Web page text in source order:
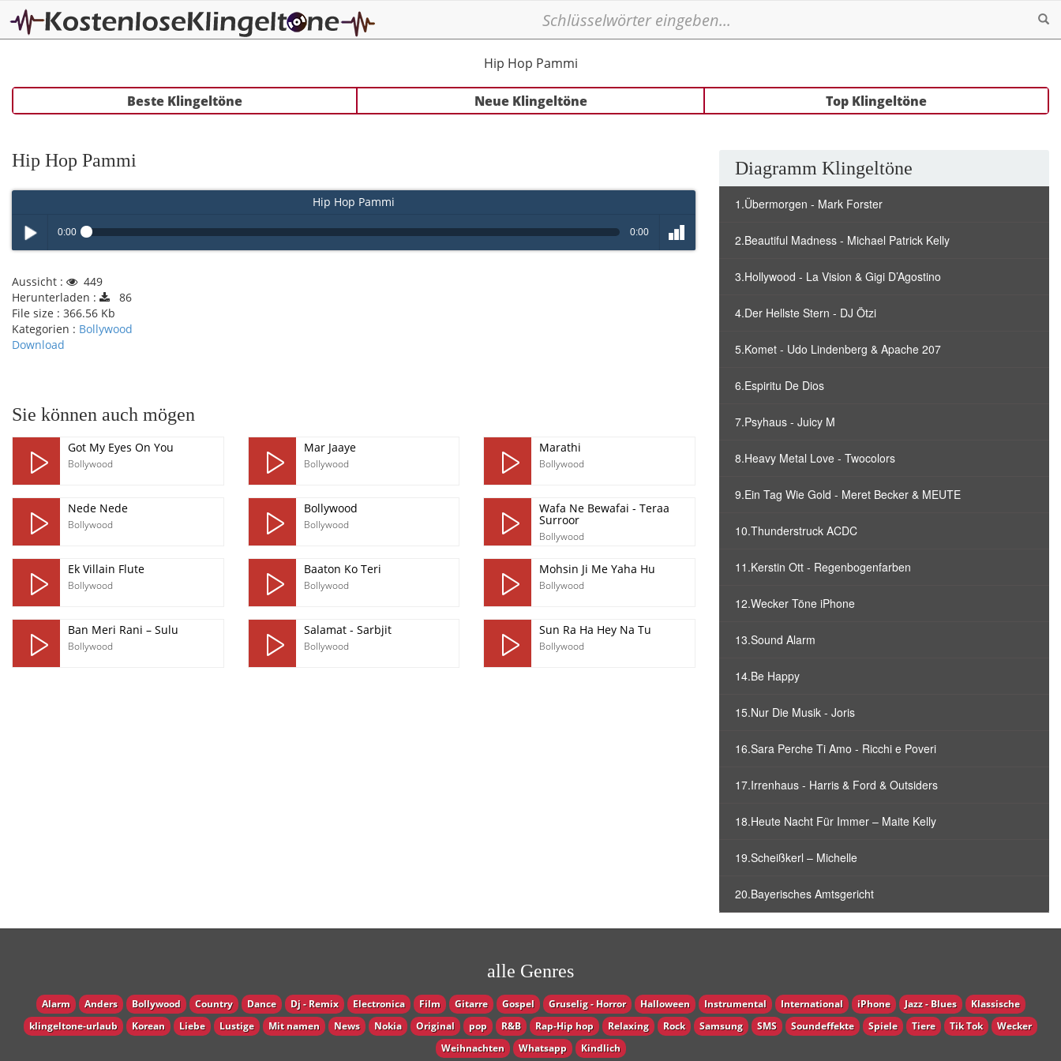
Hip Hop Pammi
Beste Klingeltöne Neue Klingeltöne Top Klingeltöne
Hip Hop Pammi
Hip Hop Pammi
Play /
0:00 0:00
Aussicht :
449
Herunterladen :
86
File size : 366.56 Kb
Kategorien : Bollywood
Download
Sie können auch mögen
Got My Eyes On You
Bollywood
Mar Jaaye
Bollywood
Marathi
Bollywood
Nede Nede
Bollywood
Bollywood
Bollywood
Wafa Ne Bewafai - Teraa
Surroor
Bollywood
Ek Villain Flute
Bollywood
Baaton Ko Teri
Bollywood
Mohsin Ji Me Yaha Hu
Bollywood
Ban Meri Rani – Sulu
Bollywood
Salamat - Sarbjit
Bollywood
Sun Ra Ha Hey Na Tu
Bollywood
Diagramm Klingeltöne
1.Übermorgen - Mark Forster
2.Beautiful Madness - Michael Patrick Kelly
3.Hollywood - La Vision & Gigi D’Agostino
4.Der Hellste Stern - DJ Ötzi
5.Komet - Udo Lindenberg & Apache 207
6.Espiritu De Dios
7.Psyhaus - Juicy M
8.Heavy Metal Love - Twocolors
9.Ein Tag Wie Gold - Meret Becker & MEUTE
10.Thunderstruck ACDC
11.Kerstin Ott - Regenbogenfarben
12.Wecker Töne iPhone
13.Sound Alarm
14.Be Happy
15.Nur Die Musik - Joris
16.Sara Perche Ti Amo - Ricchi e Poveri
17.Irrenhaus - Harris & Ford & Outsiders
18.Heute Nacht Für Immer – Maite Kelly
19.Scheißkerl – Michelle
20.Bayerisches Amtsgericht
alle Genres
Alarm Anders Bollywood Country Dance Dj - Remix Electronica Film Gitarre Gospel Gruselig - Horror Halloween Instrumental International iPhone Jazz - Blues
Klassische
klingeltone-urlaub
Korean Liebe Lustige Mit namen News Nokia Original pop R&B Rap-Hip hop Relaxing Rock Samsung SMS Soundeffekte Spiele Tiere Tik Tok
Wecker
Weihnachten
Whatsapp Кindlich